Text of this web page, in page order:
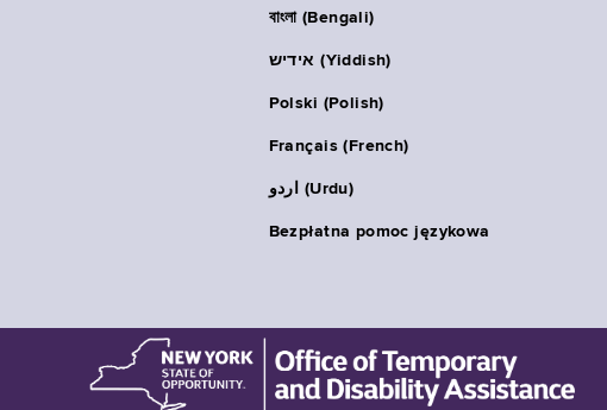
বাংলা (Bengali)
אידיש (Yiddish)
Polski (Polish)
Français (French)
اردو (Urdu)
Bezpłatna pomoc językowa